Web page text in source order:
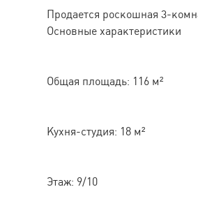
Продается роскошная 3-
Основные характеристики
Общая площадь: 116 м²
Кухня-студия: 18 м²
Этаж: 9/10